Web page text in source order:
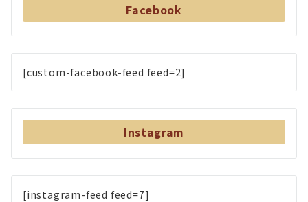
Facebook
[custom-facebook-feed feed=2]
Instagram
[instagram-feed feed=7]